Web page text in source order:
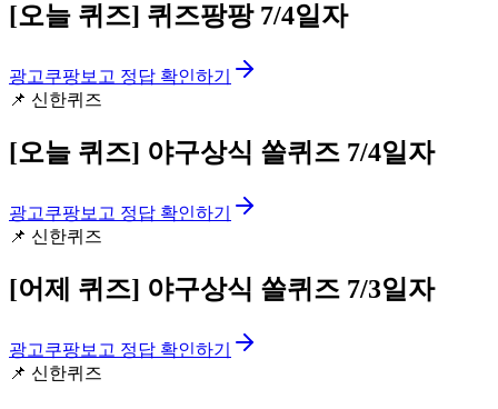
[오늘 퀴즈] 퀴즈팡팡 7/4일자
광고쿠팡보고 정답 확인하기
📌 신한퀴즈
[오늘 퀴즈] 야구상식 쏠퀴즈 7/4일자
광고쿠팡보고 정답 확인하기
📌 신한퀴즈
[어제 퀴즈] 야구상식 쏠퀴즈 7/3일자
광고쿠팡보고 정답 확인하기
📌 신한퀴즈